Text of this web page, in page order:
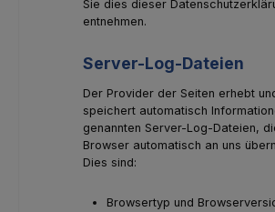
Sie dies dieser
entnehmen.
Server-Log-Dateien
Der Provider der Seiten erhebt
speichert automatisch
genannten Server-Log-Dateien,
Browser automatisch an uns
Dies sind:
Browsertyp und